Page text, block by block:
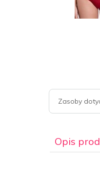
Zasoby
Opis